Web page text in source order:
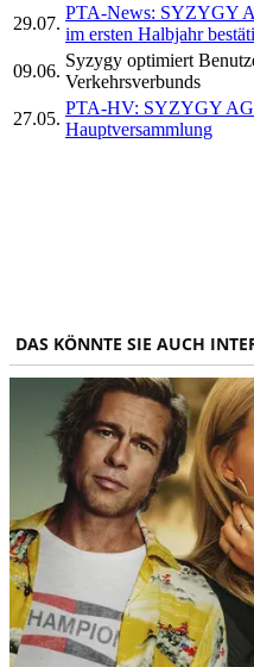
29.07.
PTA-News: SYZYGY
im ersten Halbjahr
09.06.
Syzygy optimiert
Verkehrsverbunds
27.05.
PTA-HV: SYZYGY
Hauptversammlung